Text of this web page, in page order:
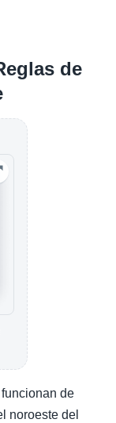
de
de
noroeste del